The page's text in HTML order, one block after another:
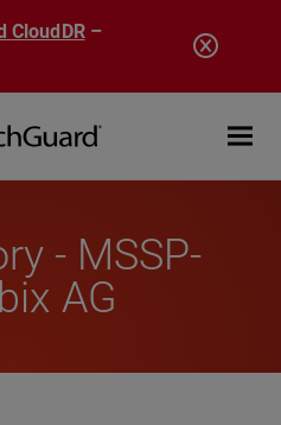
CloudDR–
Open
- MSSP-
AG